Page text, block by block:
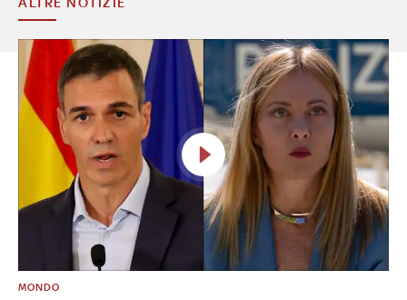
MONDO